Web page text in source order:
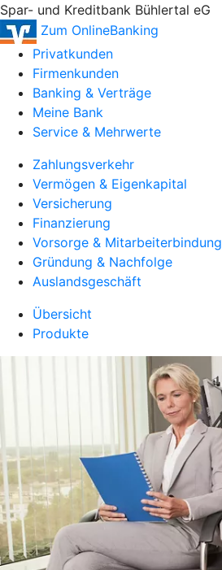
Spar- und Kreditbank Bühlertal eG
Zum OnlineBanking
Privatkunden
Firmenkunden
Banking & Verträge
Meine Bank
Service & Mehrwerte
Zahlungsverkehr
Vermögen & Eigenkapital
Versicherung
Finanzierung
Vorsorge & Mitarbeiterbindung
Gründung & Nachfolge
Auslandsgeschäft
Übersicht
Produkte